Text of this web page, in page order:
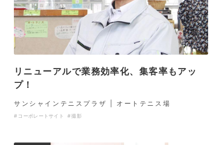
リニューアルで業務効率化、集客率もアッ
プ！
サンシャインテニスプラザ | オートテニス場
コーポレートサイト 撮影